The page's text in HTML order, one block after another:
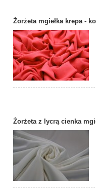
Żorżeta mgiełka krepa -
Żorżeta z lycrą cienka